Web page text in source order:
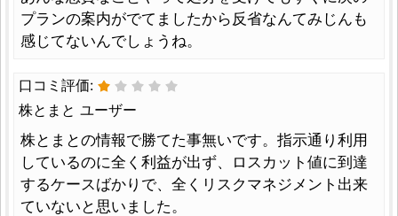
プランの案内がでてましたから反省なんてみじんも
感じてないんでしょうね。
口コミ評価:
株とまと ユーザー
株とまとの情報で勝てた事無いです。指示通り利用
しているのに全く利益が出ず、ロスカット値に到達
するケースばかりで、全くリスクマネジメント出来
ていないと思いました。